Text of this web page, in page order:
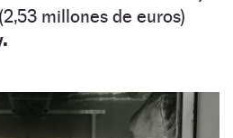
(2,53 millones de euros)